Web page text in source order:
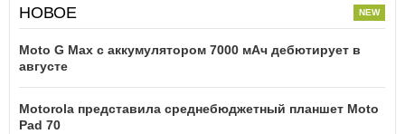
НОВОЕ
Moto G Max с аккумулятором 7000 мАч дебютирует в
августе
Motorola представила среднебюджетный планшет Moto
Pad 70